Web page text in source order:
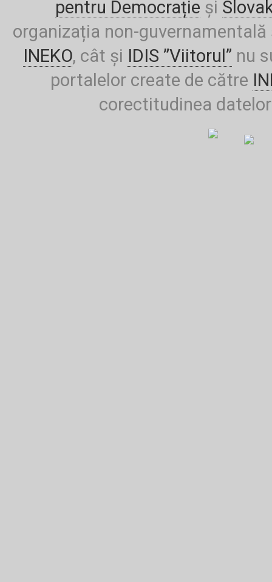
pentru Democrație și
organizația non-
INEKO, cât și IDIS ”Viitorul” nu
portalelor create de către
corectitudinea